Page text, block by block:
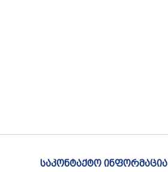
საკონტაქტო ინფორმაცია